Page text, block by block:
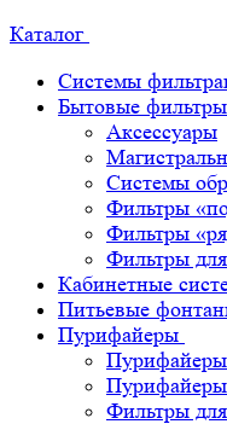
Каталог
Системы
Бытовые фильтры
Аксессуары
Системы
Фильтры
Фильтры
Фильтры
Кабинетные
Питьевые
Пурифайеры
Фильтры